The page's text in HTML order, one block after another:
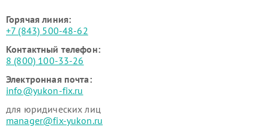
Горячая линия:
+7 (843) 500-48-62
Контактный телефон:
8 (800) 100-33-26
Электронная почта:
info@yukon-fix.ru
для юридических лиц
manager@fix-yukon.ru